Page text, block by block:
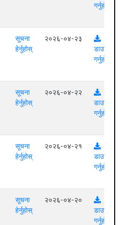
गर्नुहोस्
सूचना
हेर्नुहोस्
२०२६-०४-२३
डाउनलोड
गर्नुहोस्
सूचना
हेर्नुहोस्
२०२६-०४-२२
डाउनलोड
गर्नुहोस्
सूचना
हेर्नुहोस्
२०२६-०४-२१
डाउनलोड
गर्नुहोस्
सूचना
हेर्नुहोस्
२०२६-०४-२०
डाउनलोड
गर्नुहोस्